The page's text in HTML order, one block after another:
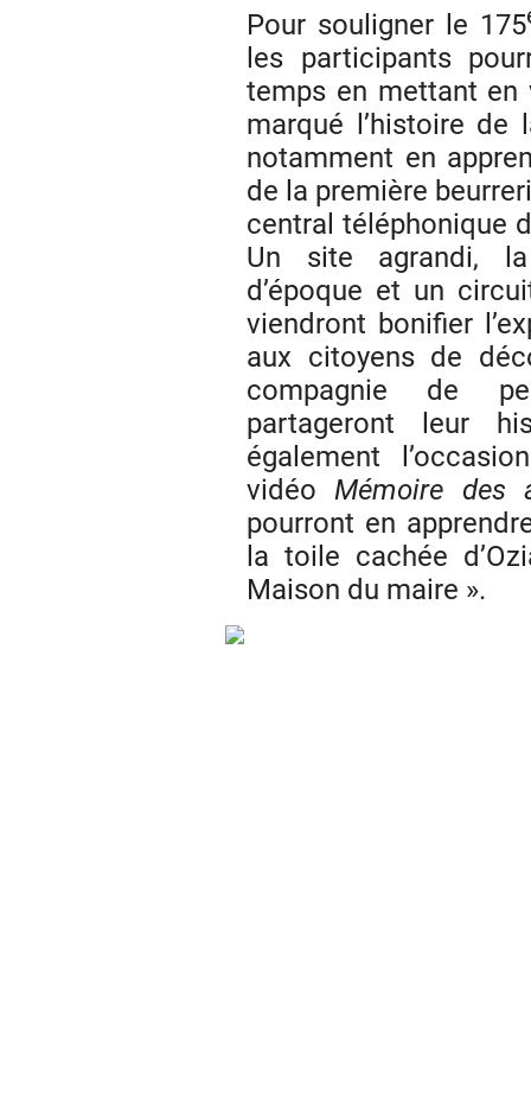
Pour souligner le 175
les participants
temps en mettant en
marqué l’histoire de
notamment en
de la première
central téléphonique
Un site agrandi, la
d’époque et un
viendront bonifier
aux citoyens de
compagnie de
partageront leur
également
vidéoMémoire des
pourront en
la toile cachée
Maison du maire ».